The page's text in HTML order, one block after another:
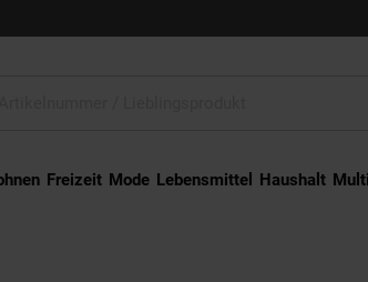
Freizeit Mode Lebensmittel Haushalt